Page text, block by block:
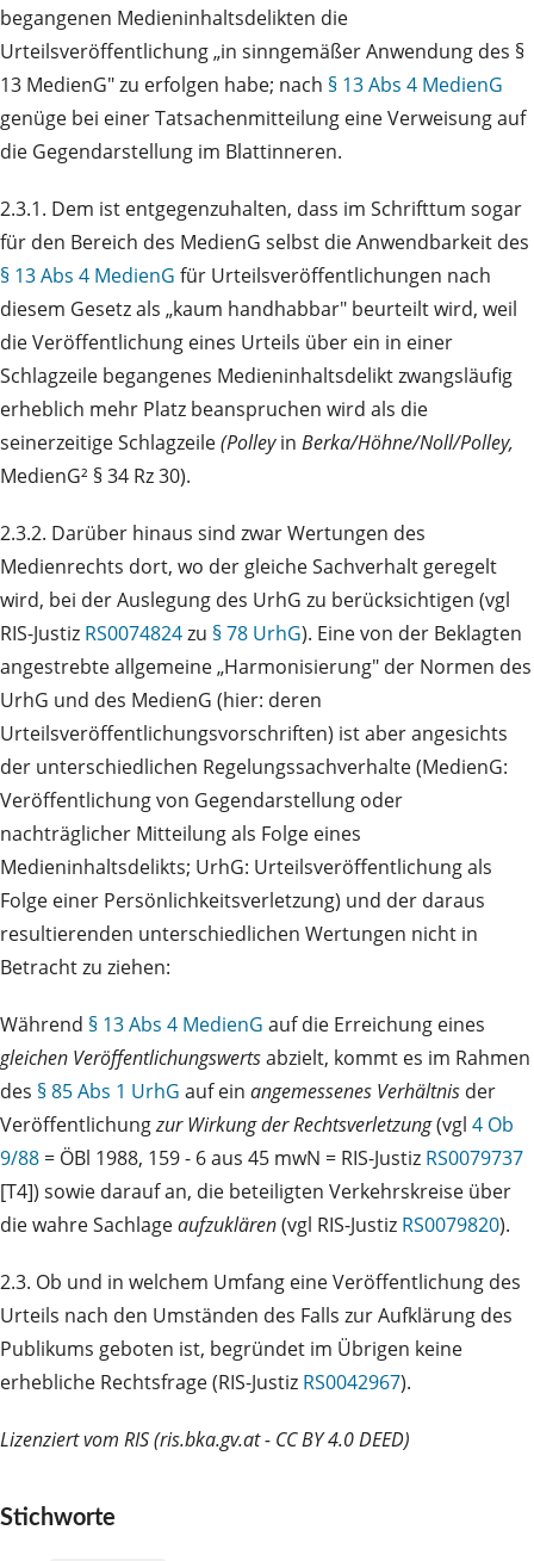
begangenen Medieninhaltsdelikten die
Urteilsveröffentlichung „in sinngemäßer Anwendung des §
13 MedienG" zu erfolgen habe; nach § 13 Abs 4 MedienG
genüge bei einer Tatsachenmitteilung eine Verweisung auf
die Gegendarstellung im Blattinneren.
2.3.1. Dem ist entgegenzuhalten, dass im Schrifttum sogar
für den Bereich des MedienG selbst die Anwendbarkeit des
§ 13 Abs 4 MedienG für Urteilsveröffentlichungen nach
diesem Gesetz als „kaum handhabbar" beurteilt wird, weil
die Veröffentlichung eines Urteils über ein in einer
Schlagzeile begangenes Medieninhaltsdelikt zwangsläufig
erheblich mehr Platz beanspruchen wird als die
seinerzeitige Schlagzeile(Polleyin Berka/Höhne/Noll/Polley,
MedienG² § 34 Rz 30).
2.3.2. Darüber hinaus sind zwar Wertungen des
Medienrechts dort, wo der gleiche Sachverhalt geregelt
wird, bei der Auslegung des UrhG zu berücksichtigen (vgl
RIS-Justiz RS0074824zu § 78 UrhG). Eine von der Beklagten
angestrebte allgemeine „Harmonisierung" der Normen des
UrhG und des MedienG (hier: deren
Urteilsveröffentlichungsvorschriften) ist aber angesichts
der unterschiedlichen Regelungssachverhalte (MedienG:
Veröffentlichung von Gegendarstellung oder
nachträglicher Mitteilung als Folge eines
Medieninhaltsdelikts; UrhG: Urteilsveröffentlichung als
Folge einer Persönlichkeitsverletzung) und der daraus
resultierenden unterschiedlichen Wertungen nicht in
Betracht zu ziehen:
Während § 13 Abs 4 MedienG auf die Erreichung eines
gleichen Veröffentlichungswertsabzielt, kommt es im Rahmen
des § 85 Abs 1 UrhG auf ein angemessenes Verhältnis der
Veröffentlichungzur Wirkung der Rechtsverletzung(vgl 4 Ob
9/88 = ÖBl 1988, 159 - 6 aus 45 mwN = RIS-Justiz RS0079737
[T4]) sowie darauf an, die beteiligten Verkehrskreise über
die wahre Sachlageaufzuklären(vgl RIS-Justiz RS0079820).
2.3. Ob und in welchem Umfang eine Veröffentlichung des
Urteils nach den Umständen des Falls zur Aufklärung des
Publikums geboten ist, begründet im Übrigen keine
erhebliche Rechtsfrage (RIS-Justiz RS0042967).
Lizenziert vom RIS (ris.bka.gv.at - CC BY 4.0 DEED)
Stichworte